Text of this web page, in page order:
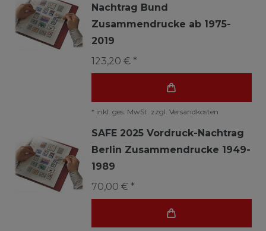
Nachtrag Bund
Zusammendrucke ab 1975-
2019
123,20 € *
* inkl. ges. MwSt. zzgl. Versandkosten
SAFE 2025 Vordruck-Nachtrag
Berlin Zusammendrucke 1949-
1989
70,00 € *